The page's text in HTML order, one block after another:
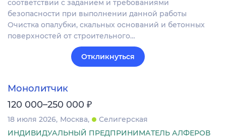
соответствии с заданием и требованиями
безопасности при выполнении данной работы
Очистка опалубки, скальных оснований и бетонных
поверхностей от строительного…
Откликнуться
Монолитчик
120 000–250 000 ₽
18 июля 2026 Москва
Селигерская
ИНДИВИДУАЛЬНЫЙ ПРЕДПРИНИМАТЕЛЬ АЛФЕРОВ